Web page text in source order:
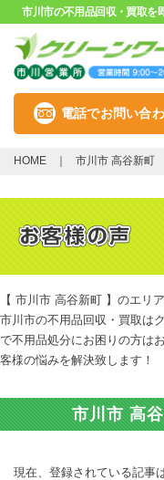
市川市の不用品回収・買取を
電話でお問い合
HOME 市川市 高谷新町
【 市川市 高谷新町 】のエリ
市川市の不用品回収・買取は
で不用品処分にお困りの方は
客様の悩みを解決致します！
市川市 高
現在、登録されている記事